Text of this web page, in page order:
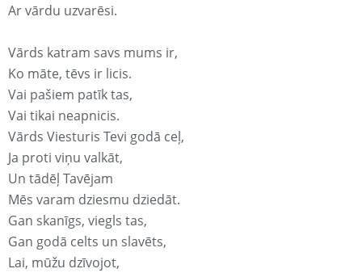
Ar vārdu uzvarēsi.
Vārds katram savs mums ir,
Ko māte, tēvs ir licis.
Vai pašiem patīk tas,
Vai tikai neapnicis.
Vārds Viesturis Tevi godā ceļ,
Ja proti viņu valkāt,
Un tādēļ Tavējam
Mēs varam dziesmu dziedāt.
Gan skanīgs, viegls tas,
Gan godā celts un slavēts,
Lai, mūžu dzīvojot,